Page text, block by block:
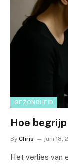
GEZONDHEID
Hoe
By Chris juni 18,
Het verlies van